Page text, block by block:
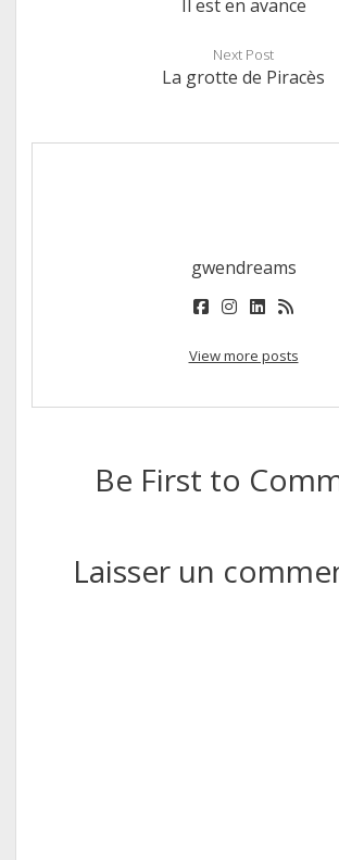
Il est en avance
Next Post
La grotte de Piracès
gwendreams
facebook
instagram
linkedin
rss
View more posts
Be First to
Laisser un